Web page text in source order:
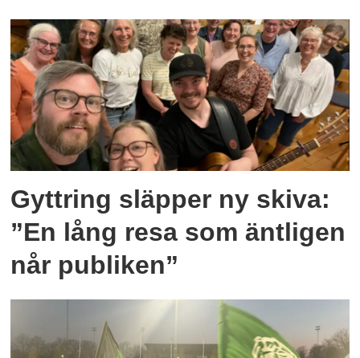
Gyttring släpper ny skiva:
”En lång resa som äntligen
når publiken”